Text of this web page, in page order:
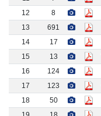
12
8
13
691
14
17
15
13
16
124
17
123
18
50